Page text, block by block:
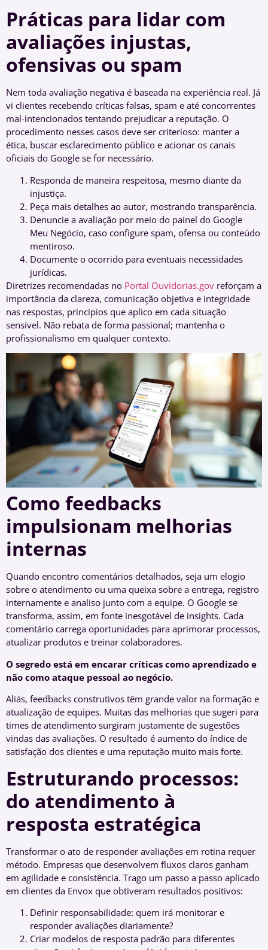
Práticas para lidar com
avaliações injustas,
ofensivas ou spam
Nem toda avaliação negativa é baseada na experiência real. Já
vi clientes recebendo críticas falsas, spam e até concorrentes
mal-intencionados tentando prejudicar a reputação. O
procedimento nesses casos deve ser criterioso: manter a
ética, buscar esclarecimento público e acionar os canais
oficiais do Google se for necessário.
Responda de maneira respeitosa, mesmo diante da
injustiça.
Peça mais detalhes ao autor, mostrando transparência.
Denuncie a avaliação por meio do painel do Google
Meu Negócio, caso configure spam, ofensa ou conteúdo
mentiroso.
Documente o ocorrido para eventuais necessidades
jurídicas.
Diretrizes recomendadas no Portal Ouvidorias.gov reforçam a
importância da clareza, comunicação objetiva e integridade
nas respostas, princípios que aplico em cada situação
sensível. Não rebata de forma passional; mantenha o
profissionalismo em qualquer contexto.
Como feedbacks
impulsionam melhorias
internas
Quando encontro comentários detalhados, seja um elogio
sobre o atendimento ou uma queixa sobre a entrega, registro
internamente e analiso junto com a equipe. O Google se
transforma, assim, em fonte inesgotável de insights. Cada
comentário carrega oportunidades para aprimorar processos,
atualizar produtos e treinar colaboradores.
O segredo está em encarar críticas como aprendizado e
não como ataque pessoal ao negócio.
Aliás, feedbacks construtivos têm grande valor na formação e
atualização de equipes. Muitas das melhorias que sugeri para
times de atendimento surgiram justamente de sugestões
vindas das avaliações. O resultado é aumento do índice de
satisfação dos clientes e uma reputação muito mais forte.
Estruturando processos:
do atendimento à
resposta estratégica
Transformar o ato de responder avaliações em rotina requer
método. Empresas que desenvolvem fluxos claros ganham
em agilidade e consistência. Trago um passo a passo aplicado
em clientes da Envox que obtiveram resultados positivos:
Definir responsabilidade: quem irá monitorar e
responder avaliações diariamente?
Criar modelos de resposta padrão para diferentes